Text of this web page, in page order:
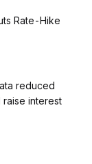
Rate-Hike
reduced
raise interest